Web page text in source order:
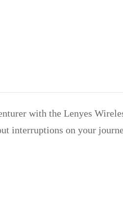
with the Lenyes
interruptions on your